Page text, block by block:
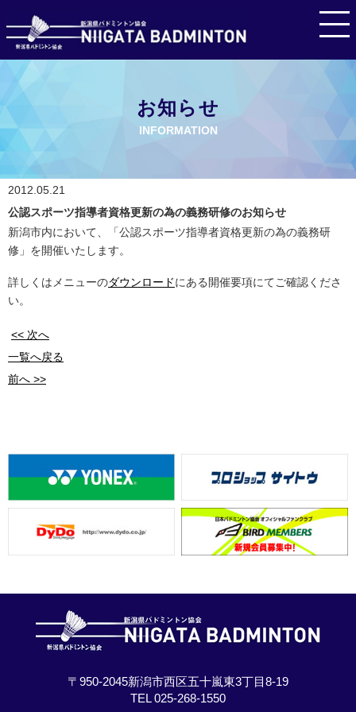
お知らせ
INFORMATION
2012.05.21
公認スポーツ指導者資格更新の為の義務研修のお知らせ
新潟市内において、「公認スポーツ指導者資格更新の為の義務研
修」を開催いたします。
詳しくはメニューのダウンロードにある開催要項にてご確認くださ
い。
<< 次へ
一覧へ戻る
前へ >>
〒950-2045新潟市西区五十嵐東3丁目8-19
TEL 025-268-1550